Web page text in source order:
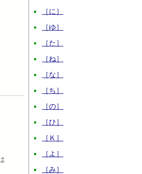
［に］
［ゆ］
［た］
［ね］
［な］
［ち］
［の］
［ひ］
［Ｋ］
［よ］
［み］